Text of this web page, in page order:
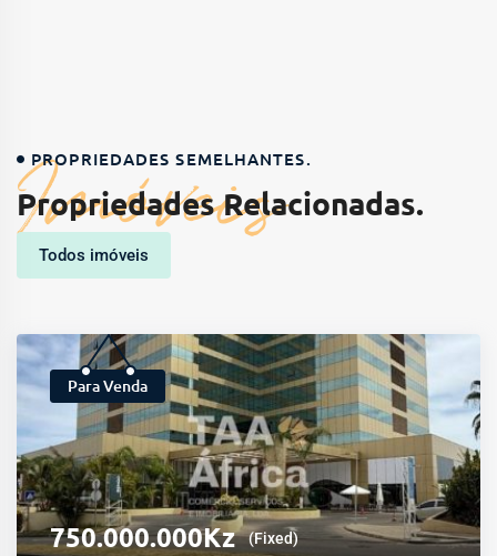
Imóveis
PROPRIEDADES SEMELHANTES.
Propriedades Relacionadas.
Todos imóveis
Para Venda
750.000.000Kz (Fixed)